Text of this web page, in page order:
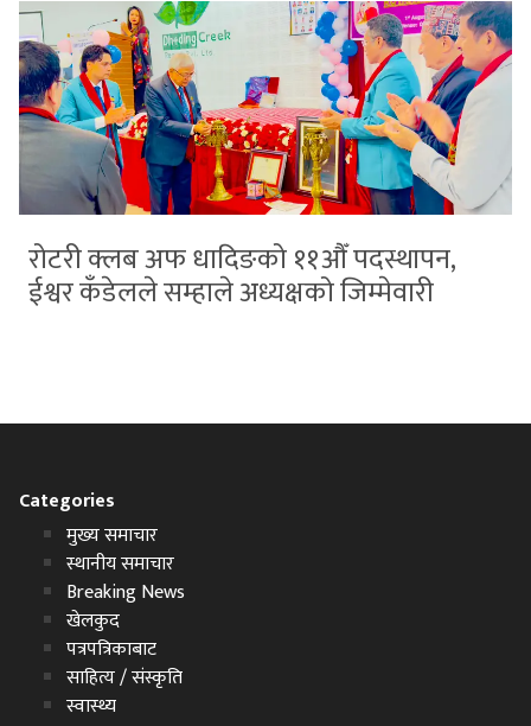
रोटरी क्लब अफ धादिङको ११औँ पदस्थापन,
ईश्वर कँडेलले सम्हाले अध्यक्षको जिम्मेवारी
Categories
मुख्य समाचार
स्थानीय समाचार
Breaking News
खेलकुद
पत्रपत्रिकाबाट
साहित्य / संस्कृति
स्वास्थ्य